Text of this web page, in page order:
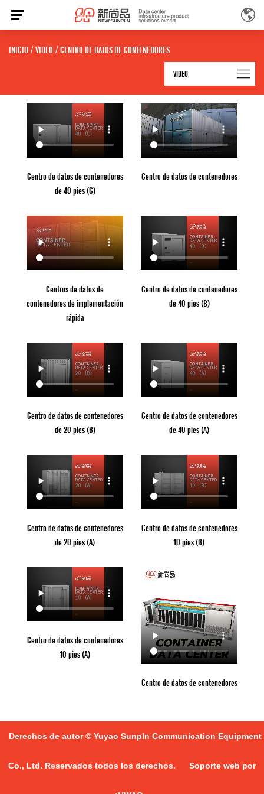
INICIO /VIDEO /CENTRO DE DATOS DE CONTENEDORES
VIDEO
Centro de datos de contenedores
de 40 pies (C)
Centro de datos de contenedores
Centros de datos de
contenedores de implementación
rápida
Centro de datos de contenedores
de 40 pies (B)
Centro de datos de contenedores
de 20 pies (B)
Centro de datos de contenedores
de 40 pies (A)
Centro de datos de contenedores
de 20 pies (A)
Centro de datos de contenedores
10 pies (B)
Centro de datos de contenedores
10 pies (A)
Centro de datos de contenedores
Derechos de autor © Yuyao Sunpln Communication Equipment
Co., Ltd. Reservados todos los derechos. Soporte web por